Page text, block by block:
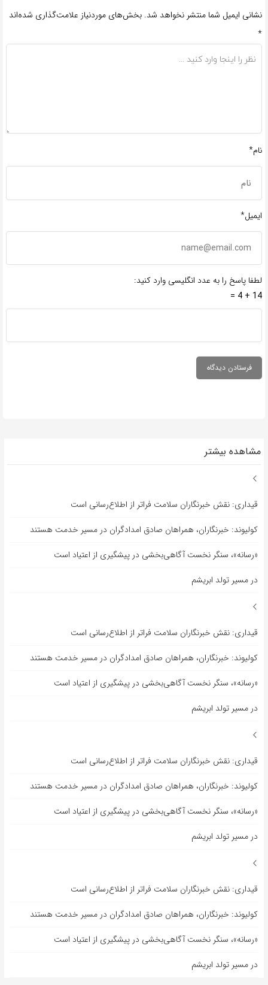
نشانی ایمیل شما منتشر نخواهد شد. بخش‌های موردنیاز علامت‌گذاری شده‌اند
*
نام*
ایمیل*
لطفا پاسخ را به عدد انگلیسی وارد کنید:
14 + 4 =
مشاهده بیشتر
قیداری: نقش خبرنگاران سلامت فراتر از اطلاع‌رسانی است
کولیوند: خبرنگاران، همراهان صادق امدادگران در مسیر خدمت هستند
«رسانه»، سنگر نخست آگاهی‌بخشی در پیشگیری از اعتیاد است
در مسیر تولد ابریشم
قیداری: نقش خبرنگاران سلامت فراتر از اطلاع‌رسانی است
کولیوند: خبرنگاران، همراهان صادق امدادگران در مسیر خدمت هستند
«رسانه»، سنگر نخست آگاهی‌بخشی در پیشگیری از اعتیاد است
در مسیر تولد ابریشم
قیداری: نقش خبرنگاران سلامت فراتر از اطلاع‌رسانی است
کولیوند: خبرنگاران، همراهان صادق امدادگران در مسیر خدمت هستند
«رسانه»، سنگر نخست آگاهی‌بخشی در پیشگیری از اعتیاد است
در مسیر تولد ابریشم
قیداری: نقش خبرنگاران سلامت فراتر از اطلاع‌رسانی است
کولیوند: خبرنگاران، همراهان صادق امدادگران در مسیر خدمت هستند
«رسانه»، سنگر نخست آگاهی‌بخشی در پیشگیری از اعتیاد است
در مسیر تولد ابریشم